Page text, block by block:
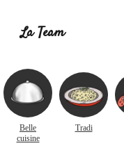
La Team
Belle
cuisine
Tradi